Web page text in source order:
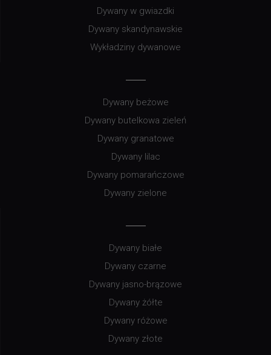
Dywany w gwiazdki
Dywany skandynawskie
Wykładziny dywanowe
Dywany beżowe
Dywany butelkowa zieleń
Dywany granatowe
Dywany lilac
Dywany pomarańczowe
Dywany zielone
Dywany białe
Dywany czarne
Dywany jasno-brązowe
Dywany żółte
Dywany różowe
Dywany złote